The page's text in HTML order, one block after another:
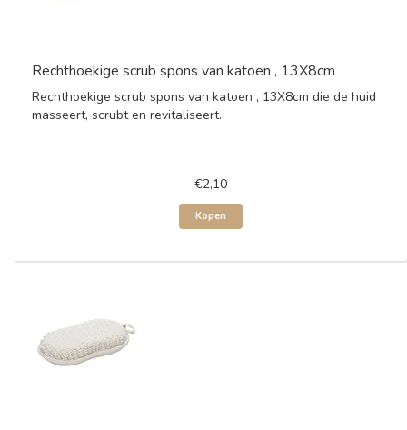
Rechthoekige scrub spons van katoen , 13X8cm
Rechthoekige scrub spons van katoen , 13X8cm die de huid
masseert, scrubt en revitaliseert.
€2,10
Kopen